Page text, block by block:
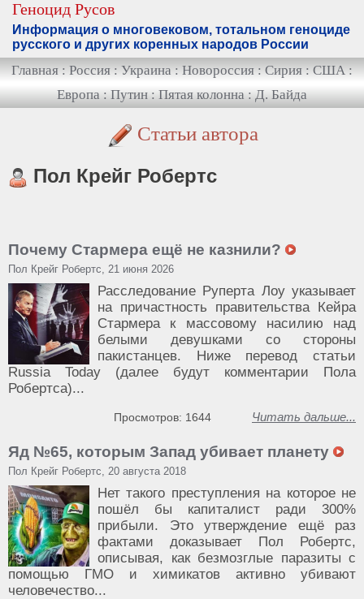
Геноцид Русов
Информация о многовековом, тотальном геноциде
русского и других коренных народов России
Главная : Россия : Украина : Новороссия : Сирия : США :
Европа : Путин : Пятая колонна : Д. Байда
Статьи автора
Пол Крейг Робертс
Почему Стармера ещё не казнили?
Пол Крейг Робертс, 21 июня 2026
Расследование Руперта Лоу указывает
на причастность правительства Кейра
Стармера к массовому насилию над
белыми девушками со стороны
пакистанцев. Ниже перевод статьи
Russia Today (далее будут комментарии Пола
Робертса)...
Читать дальше...
Просмотров: 1644
Яд №65, которым Запад убивает планету
Пол Крейг Робертс, 20 августа 2018
Нет такого преступления на которое не
пошёл бы капиталист ради 300%
прибыли. Это утверждение ещё раз
фактами доказывает Пол Робертс,
описывая, как безмозглые паразиты с
помощью ГМО и химикатов активно убивают
человечество...